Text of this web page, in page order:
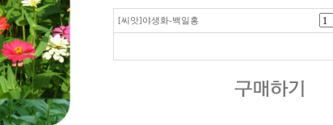
[씨앗]야생화-백일홍